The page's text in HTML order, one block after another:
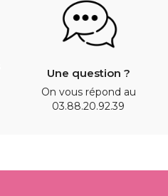
Une question ?
On vous répond au
03.88.20.92.39